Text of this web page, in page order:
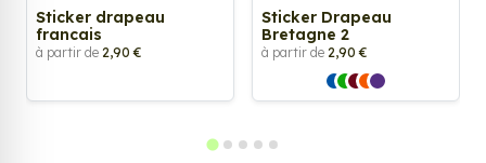
Sticker drapeau
francais
à partir de 2,90 €
Sticker Drapeau
Bretagne 2
à partir de 2,90 €